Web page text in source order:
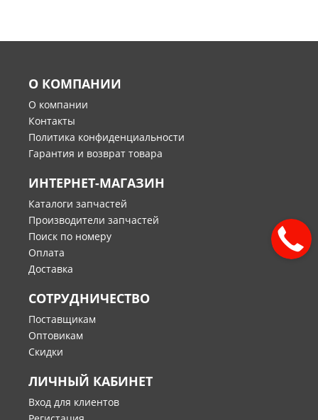
О КОМПАНИИ
О компании
Контакты
Политика конфиденциальности
Гарантия и возврат товара
ИНТЕРНЕТ-МАГАЗИН
Каталоги запчастей
Производители запчастей
Поиск по номеру
Оплата
Доставка
СОТРУДНИЧЕСТВО
Поставщикам
Оптовикам
Скидки
ЛИЧНЫЙ КАБИНЕТ
Вход для клиентов